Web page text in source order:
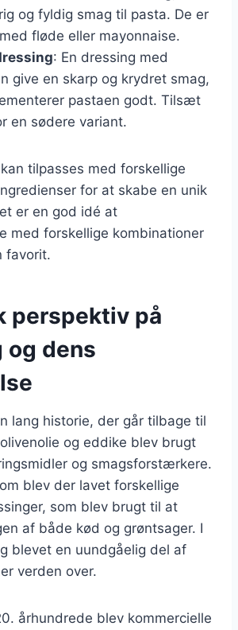
og fyldig smag til pasta. De er
fløde eller mayonnaise.
: En dressing med
give en skarp og krydret smag,
pastaen godt. Tilsæt
en sødere variant.
tilpasses med forskellige
for at skabe en unik
er en god idé at
med forskellige kombinationer
favorit.
perspektiv på
og dens
lang historie, der går tilbage til
og eddike blev brugt
og smagsforstærkere.
blev der lavet forskellige
som blev brugt til at
af både kød og grøntsager. I
blevet en uundgåelig del af
verden over.
århundrede blev kommercielle